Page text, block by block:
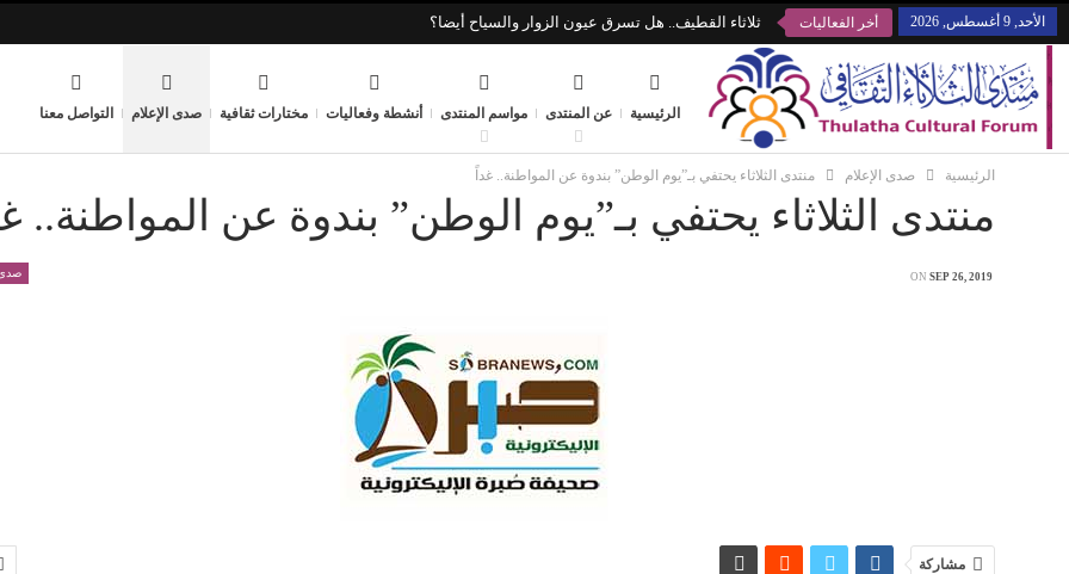
الأحد, 9 أغسطس, 2026 أخر الفعاليات ثلاثاء القطيف.. هل تسرق عيون الزوار والسياح أيضا؟
الرئيسية عن المنتدى مواسم المنتدى أنشطة وفعاليات مختارات ثقافية صدى الإعلام التواصل معنا
الرئيسية صدى الإعلام منتدى الثلاثاء يحتفي بـ”يوم الوطن” بندوة عن المواطنة.. غداً
منتدى الثلاثاء يحتفي بـ”يوم الوطن” بندوة عن المواطنة..
صدى ON SEP 26, 2019
مشاركة